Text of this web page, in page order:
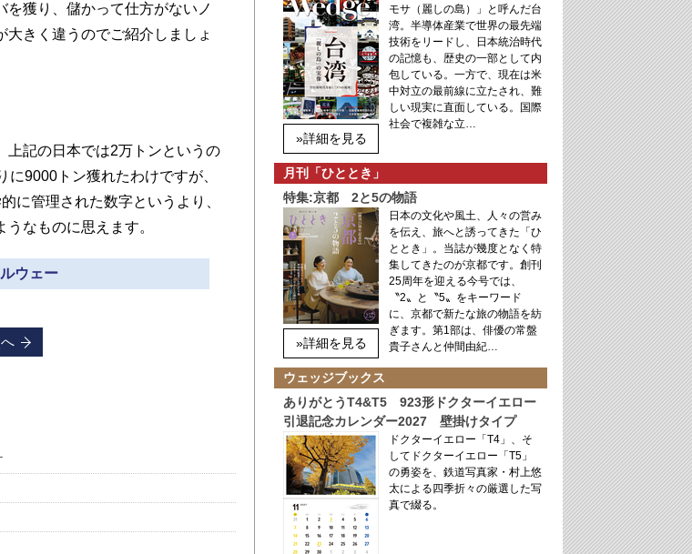
獲り、儲かって仕方がないノ
きく違うのでご紹介しましょ
記の日本では2万トンというの
9000トン獲れたわけですが、
に管理された数字というより、
なものに思えます。
ウェー
»詳細を見る
モサ（麗しの島）」と呼んだ台
湾。半導体産業で世界の最先端
技術をリードし、日本統治時代
の記憶も、歴史の一部として内
包している。一方で、現在は米
中対立の最前線に立たされ、難
しい現実に直面している。国際
社会で複雑な立…
月刊「ひととき」
特集:京都 2と5の物語
»詳細を見る
日本の文化や風土、人々の営み
を伝え、旅へと誘ってきた「ひ
ととき」。当誌が幾度となく特
集してきたのが京都です。創刊
25周年を迎える今号では、
〝2〟と〝5〟をキーワード
に、京都で新たな旅の物語を紡
ぎます。第1部は、俳優の常盤
貴子さんと仲間由紀…
ウェッジブックス
ありがとうT4&T5 923形ドクターイエロー
引退記念カレンダー2027 壁掛けタイプ
ドクターイエロー「T4」、そ
してドクターイエロー「T5」
の勇姿を、鉄道写真家・村上悠
太による四季折々の厳選した写
真で綴る。